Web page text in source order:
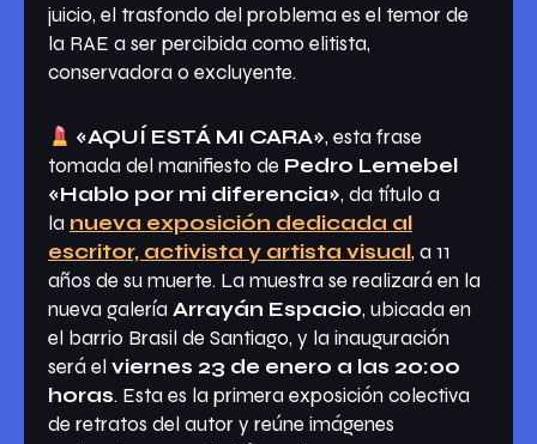
juicio, el trasfondo del problema es el temor de
la RAE a ser percibida como elitista,
conservadora o excluyente.
«AQUÍ ESTÁ MI CARA», esta frase
tomada del manifiesto de Pedro Lemebel
«Hablo por mi diferencia», da título a
la nueva exposición dedicada al
escritor, activista y artista visual, a 11
años de su muerte. La muestra se realizará en la
nueva galería Arrayán Espacio, ubicada en
el barrio Brasil de Santiago, y la inauguración
será el viernes 23 de enero a las 20:00
horas. Esta es la primera exposición colectiva
de retratos del autor y reúne imágenes